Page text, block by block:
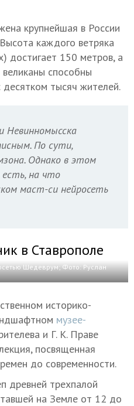
крупнейшая в России
каждого ветряка
достигает 150 метров, а
способны
десятком тысяч жителей.
Невинномысска
По сути,
Однако в этом
на что
маст-си нейросеть
в Ставрополе
Шедеврум; Фото: Руслан
историко-
музее-
и Г. К. Праве
посвященная
до современности.
древней трехпалой
на Земле от 12 до